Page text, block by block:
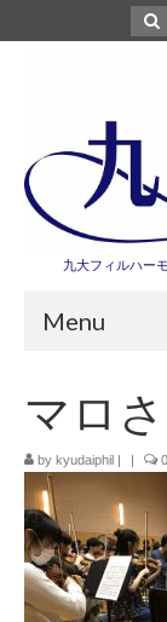
for:
九大フィルハー
Menu
演奏会情報
卒業記念演
九大フィル
九大フィル
マロ
by kyudaiphil 0